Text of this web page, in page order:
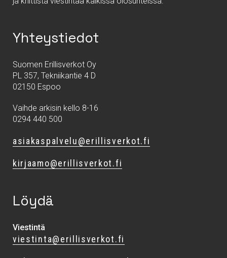
Yhteystiedot
Suomen Erillisverkot Oy
PL 357, Tekniikantie 4 D
02150 Espoo
Vaihde arkisin kello 8-16
0294 440 500
asiakaspalvelu@erillisverkot.fi
kirjaamo@erillisverkot.fi
Löydä
Viestintä
viestinta@erillisverkot.fi